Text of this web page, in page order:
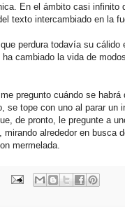
En el ámbito casi infinito
texto intercambiado en la
perdura todavía su cálido
cambiado la vida de
pregunto cuándo se habrá
se tope con uno al parar un
de pronto, le pregunte a
alrededor en busca
mermelada.